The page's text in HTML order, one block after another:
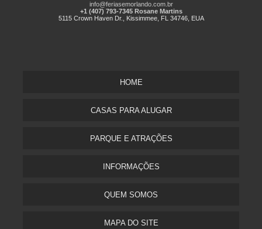
info@feriasemorlando.com.br
+1 (407) 793-7345 Rosane Martins
5115 Crown Haven Dr., Kissimmee, FL 34746, EUA
HOME
CASAS PARA ALUGAR
PARQUE E ATRAÇÕES
INFORMAÇÕES
QUEM SOMOS
MAPA DO SITE